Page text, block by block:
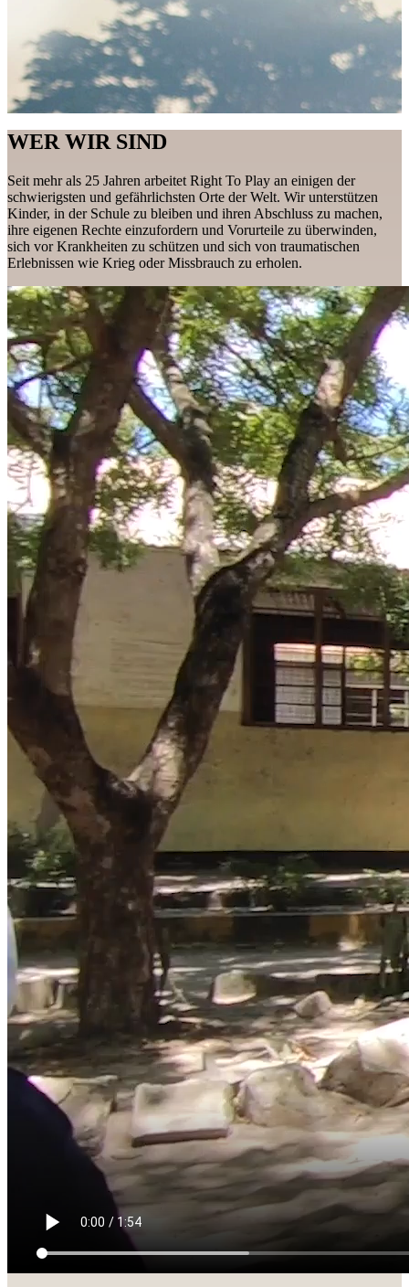
WER WIR SIND
Seit mehr als 25 Jahren arbeitet Right To Play an einigen der
schwierigsten und gefährlichsten Orte der Welt. Wir unterstützen
Kinder, in der Schule zu bleiben und ihren Abschluss zu machen,
ihre eigenen Rechte einzufordern und Vorurteile zu überwinden,
sich vor Krankheiten zu schützen und sich von traumatischen
Erlebnissen wie Krieg oder Missbrauch zu erholen.